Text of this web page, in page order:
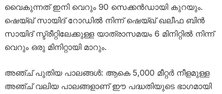
വൈകുന്നത് ഇനി വെറും 90 സെക്കൻഡായി കുറയും.
ഷെയ്ഖ് സായിദ് റോഡിൽ നിന്ന് ഷെയ്ഖ് ഖലീഫ ബിൻ
സായിദ് സ്ട്രീറ്റിലേക്കുള്ള യാത്രാസമയം 6 മിനിറ്റിൽ നിന്ന്
വെറും ഒരു മിനിറ്റായി മാറും.
അഞ്ച് പുതിയ പാലങ്ങൾ: ആകെ 5,000 മീറ്റർ നീളമുള്ള
അഞ്ച് വലിയ പാലങ്ങളാണ് ഈ പദ്ധതിയുടെ ഭാഗമായി